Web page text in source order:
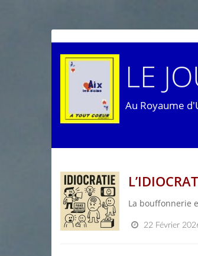
LE
Au Royaume
La bouffonnerie
22 Février